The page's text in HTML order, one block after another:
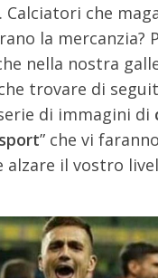
Calciatori che
la mercanzia?
nella nostra
trovare di
di immagini di
” che vi faranno
alzare il vostro